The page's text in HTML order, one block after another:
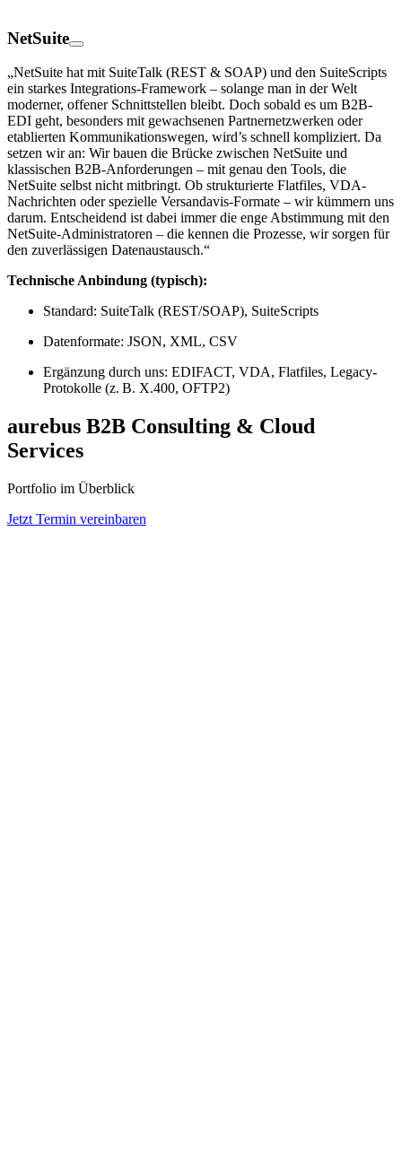
NetSuite
„NetSuite hat mit SuiteTalk (REST & SOAP) und den SuiteScripts
ein starkes Integrations-Framework – solange man in der Welt
moderner, offener Schnittstellen bleibt. Doch sobald es um B2B-
EDI geht, besonders mit gewachsenen Partnernetzwerken oder
etablierten Kommunikationswegen, wird’s schnell kompliziert. Da
setzen wir an: Wir bauen die Brücke zwischen NetSuite und
klassischen B2B-Anforderungen – mit genau den Tools, die
NetSuite selbst nicht mitbringt. Ob strukturierte Flatfiles, VDA-
Nachrichten oder spezielle Versandavis-Formate – wir kümmern uns
darum. Entscheidend ist dabei immer die enge Abstimmung mit den
NetSuite-Administratoren – die kennen die Prozesse, wir sorgen für
den zuverlässigen Datenaustausch.“
Technische Anbindung (typisch):
Standard: SuiteTalk (REST/SOAP), SuiteScripts
Datenformate: JSON, XML, CSV
Ergänzung durch uns: EDIFACT, VDA, Flatfiles, Legacy-
Protokolle (z. B. X.400, OFTP2)
aurebus B2B Consulting & Cloud
Services
Portfolio im Überblick
Jetzt Termin vereinbaren